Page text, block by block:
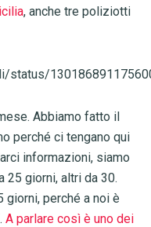
, anche tre poliziotti
status/
Abbiamo fatto il
perché ci tengano qui
informazioni, siamo
25 giorni, altri da 30.
giorni, perché a noi è
A parlare così è uno dei